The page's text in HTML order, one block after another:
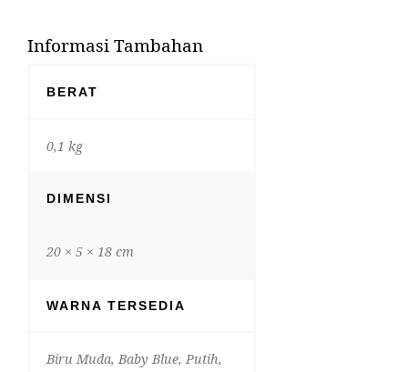
Informasi Tambahan
BERAT
0,1 kg
DIMENSI
20 × 5 × 18 cm
WARNA TERSEDIA
Biru Muda, Baby Blue, Putih,